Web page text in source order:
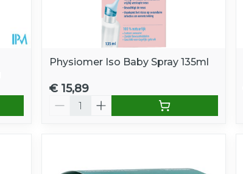
Physiomer Iso Baby Spray 135ml
€ 15,89
Aantal